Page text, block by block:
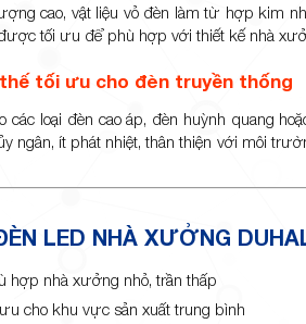
cao, vật liệu vỏ đèn làm từ hợp kim
tối ưu để phù hợp với thiết kế nhà
tối ưu cho đèn truyền thống
loại đèn cao áp, đèn huỳnh quang
ngân, ít phát nhiệt, thân thiện với môi
LED NHÀ XƯỞNG
hợp nhà xưởng nhỏ, trần thấp
cho khu vực sản xuất trung bình